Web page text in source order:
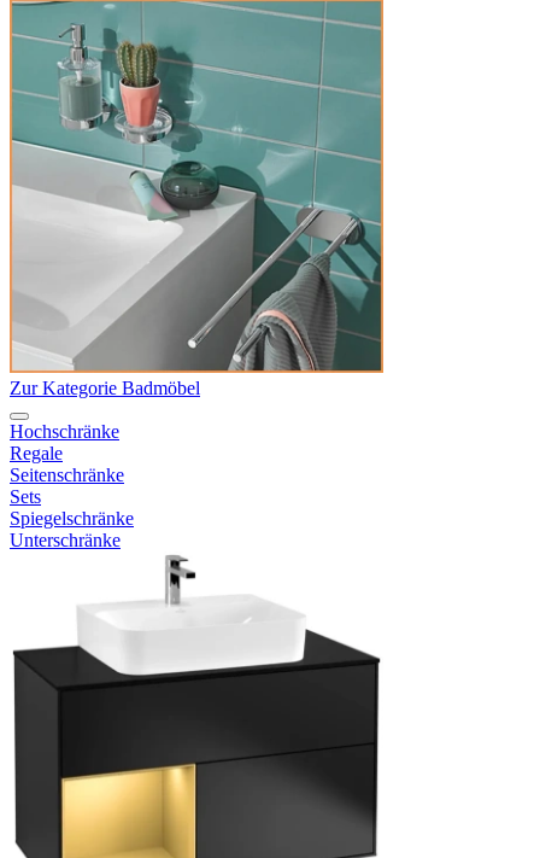
Zur Kategorie Badmöbel
Hochschränke
Regale
Seitenschränke
Sets
Spiegelschränke
Unterschränke